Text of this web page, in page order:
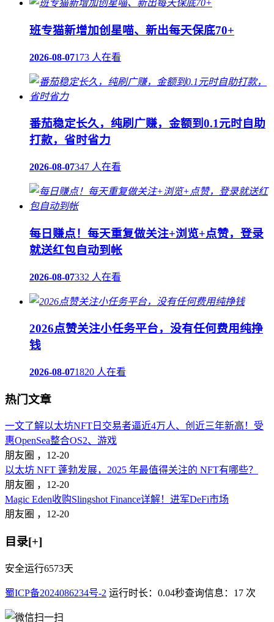
班专猫新增加创星喵、新出每天保底70+
2026-08-07173 人在看
番茄稳定长久，纯刷广赚，金额到0.1元时自助
打款，省时省力
2026-08-07347 人在看
每日赚点！每天重复做关注+浏览+点赞，登录
就送红包自动到帐
2026-08-07332 人在看
2026点赞关注小任务平台，没有任何费用纯挣
钱
2026-08-071820 人在看
热门文章
一文了解以太坊NFT日交易者逼近4万人、创近三年新高！受
惠OpenSea整合OS2、游戏
朋友圈 ， 12-20
以太坊 NFT 蓬勃发展，2025 年最值得关注的 NFT有哪些？
朋友圈 ， 12-20
Magic Eden收购Slingshot Finance详解！进军DeFi市场
朋友圈 ， 12-20
目录[+]
安全运行6573天
蜀ICP备2024086234号-2 运行时长：0.04秒查询信息：17 次